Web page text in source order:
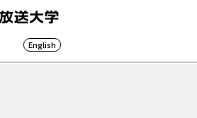
English